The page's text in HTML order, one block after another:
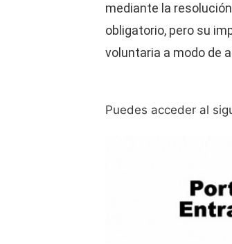
mediante la
obligatorio, pero su
voluntaria a modo de
Puedes acceder al